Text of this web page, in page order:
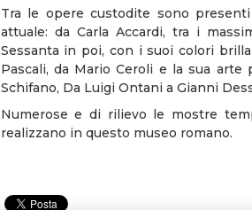
Tra le opere custodite sono
attuale: da Carla Accardi, tra i
Sessanta in poi, con i suoi colori
Pascali, da Mario Ceroli e la sua
Schifano, Da Luigi Ontani a Gianni
Numerose e di rilievo le mostre
realizzano in questo museo romano.